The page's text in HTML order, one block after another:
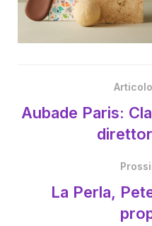
Aubade Paris:
La Perla,